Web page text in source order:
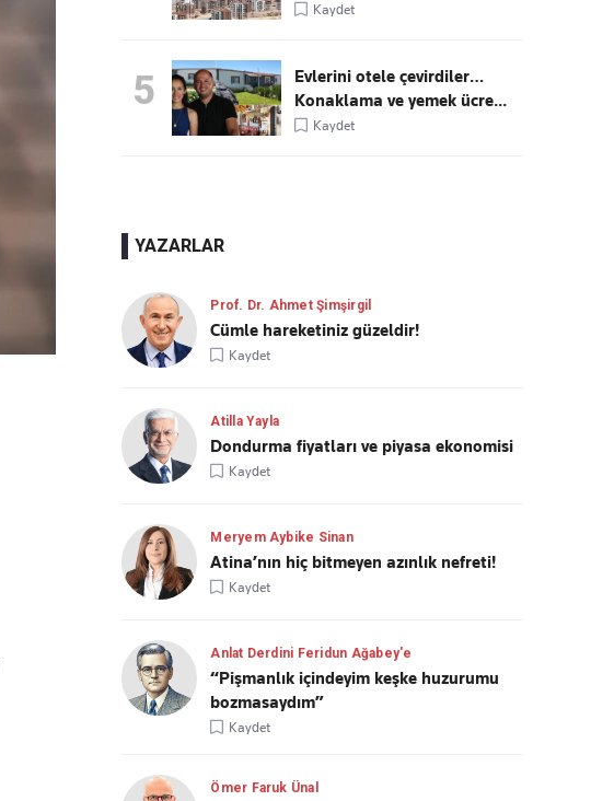
Kaydet
5
Evlerini otele çevirdiler…
Konaklama ve yemek ücre...
Kaydet
YAZARLAR
Prof. Dr. Ahmet Şimşirgil
Cümle hareketiniz güzeldir!
Kaydet
Atilla Yayla
Dondurma fiyatları ve piyasa ekonomisi
Kaydet
Meryem Aybike Sinan
Atina’nın hiç bitmeyen azınlık nefreti!
Kaydet
Anlat Derdini Feridun Ağabey'e
“Pişmanlık içindeyim keşke huzurumu
bozmasaydım”
Kaydet
Ömer Faruk Ünal